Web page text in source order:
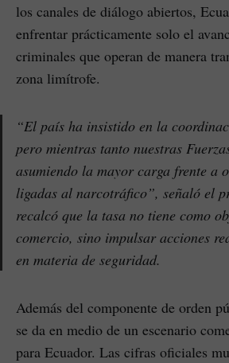
los canales de diálogo abiertos,
enfrentar prácticamente solo el
criminales que operan de manera
zona limítrofe.
“El país ha insistido en la
pero mientras tanto nuestras
asumiendo la mayor carga frente a
ligadas al narcotráfico”, señaló el
recalcó que la tasa no tiene como
comercio, sino impulsar acciones
en materia de seguridad.
Además del componente de orden
se da en medio de un escenario
para Ecuador. Las cifras oficiales